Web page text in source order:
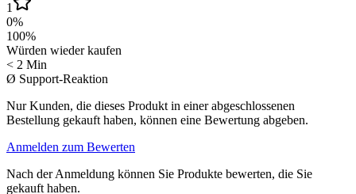
1
0%
100%
Würden wieder kaufen
< 2 Min
Ø Support-Reaktion
Nur Kunden, die dieses Produkt in einer abgeschlossenen
Bestellung gekauft haben, können eine Bewertung abgeben.
Anmelden zum Bewerten
Nach der Anmeldung können Sie Produkte bewerten, die Sie
gekauft haben.